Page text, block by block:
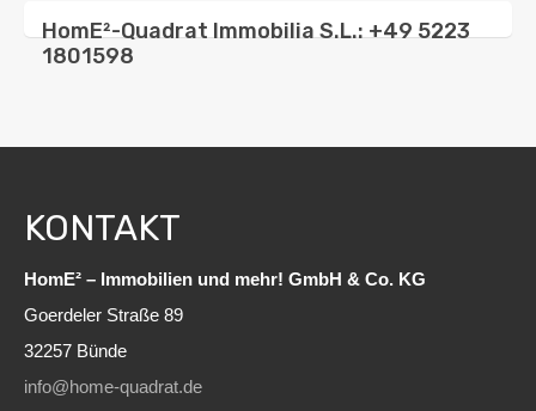
HomE²-Quadrat Immobilia S.L.: +49 5223
1801598
KONTAKT
HomE² – Immobilien und mehr! GmbH & Co. KG
Goerdeler Straße 89
32257 Bünde
info@home-quadrat.de